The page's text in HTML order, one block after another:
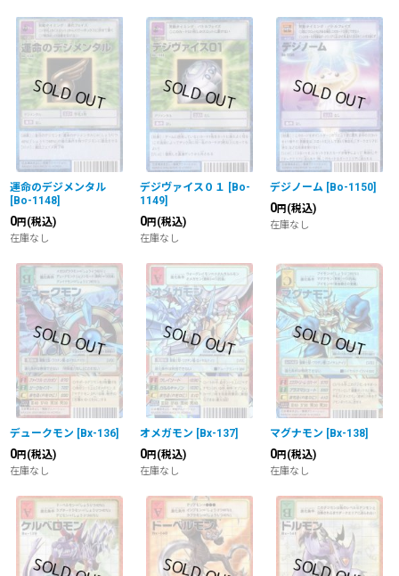
運命のデジメンタル
[Bo-1148]
0円 (税込)
在庫なし
デジヴァイス０１ [Bo-
1149]
0円 (税込)
在庫なし
デジノーム [Bo-1150]
0円 (税込)
在庫なし
デュークモン [Bx-136]
0円 (税込)
在庫なし
オメガモン [Bx-137]
0円 (税込)
在庫なし
マグナモン [Bx-138]
0円 (税込)
在庫なし